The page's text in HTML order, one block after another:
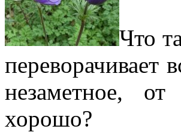
Что
переворачивает
незаметное,
хорошо?